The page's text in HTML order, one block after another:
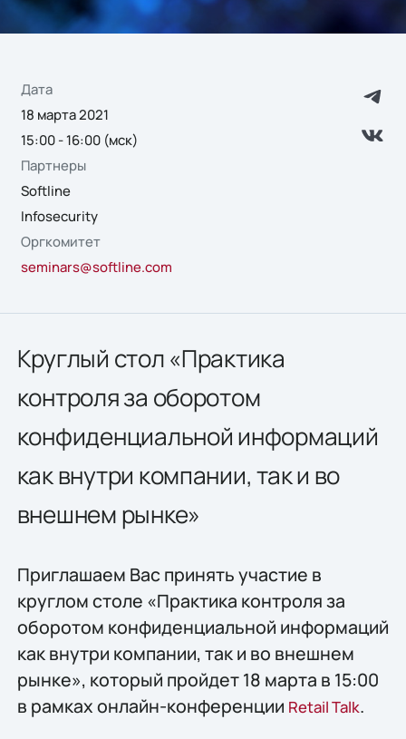
Дата
18 марта 2021
15:00 - 16:00 (мск)
Партнеры
Softline
Infosecurity
Оргкомитет
seminars@softline.com
Круглый стол «Практика
контроля за оборотом
конфиденциальной информаций
как внутри компании, так и во
внешнем рынке»
Приглашаем Вас принять участие в
круглом столе «Практика контроля за
оборотом конфиденциальной информаций
как внутри компании, так и во внешнем
рынке», который пройдет 18 марта в 15:00
в рамках онлайн-конференции Retail Talk.